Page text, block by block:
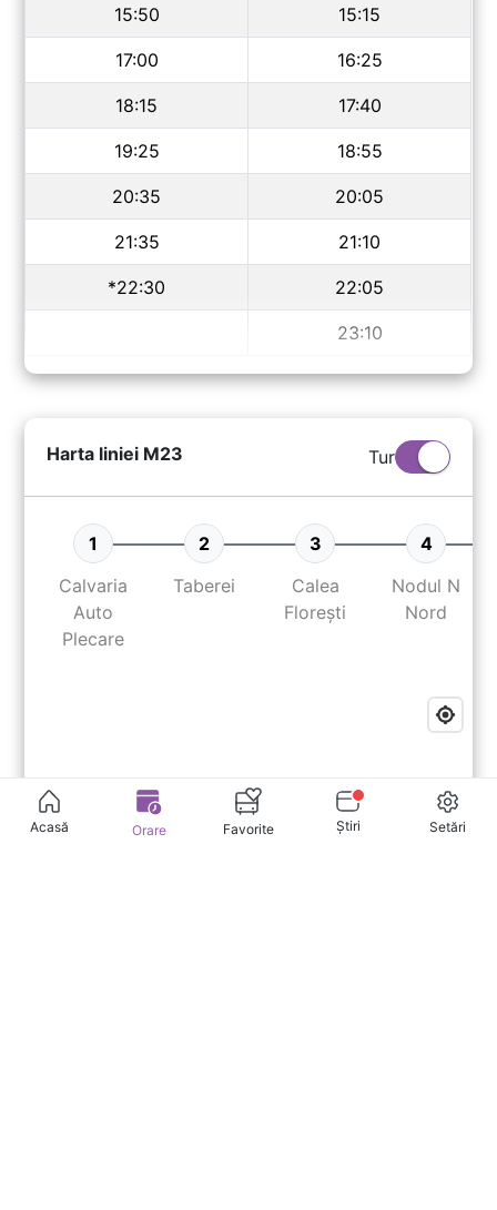
15:50 15:15
17:00 16:25
18:15 17:40
19:25 18:55
20:35 20:05
21:35 21:10
*22:30 22:05
23:10
Harta liniei M23 Tur
1
Calvaria
Auto
Plecare
2
Taberei
3
Calea
Florești
4
Nodul N
Nord
Acasă Orare Favorite Știri Setări